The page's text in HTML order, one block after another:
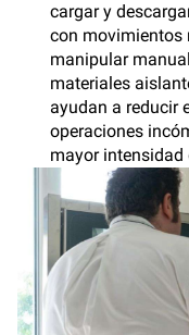
cargar y
con movimientos
manipular
materiales
ayudan a reducir
operaciones
mayor intensidad